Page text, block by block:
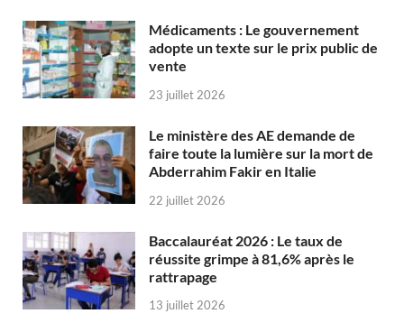
Médicaments : Le gouvernement
adopte un texte sur le prix public de
vente
23 juillet 2026
Le ministère des AE demande de
faire toute la lumière sur la mort de
Abderrahim Fakir en Italie
22 juillet 2026
Baccalauréat 2026 : Le taux de
réussite grimpe à 81,6% après le
rattrapage
13 juillet 2026